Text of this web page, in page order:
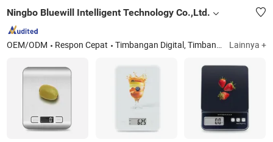
Ningbo Bluewill Intelligent Technology Co.,Ltd.
OEM/ODM Respon Cepat Timbangan Digital, Timbangan Dapur, Timbangan Pintar, Timbangan Kopi Lainnya +